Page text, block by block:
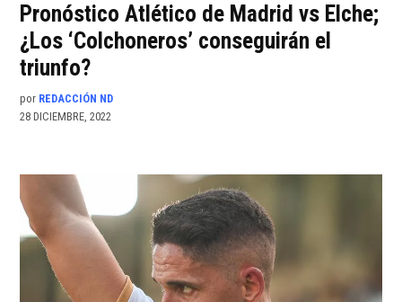
Pronóstico Atlético de Madrid vs Elche;
¿Los ‘Colchoneros’ conseguirán el
triunfo?
por REDACCIÓN ND
28 DICIEMBRE, 2022